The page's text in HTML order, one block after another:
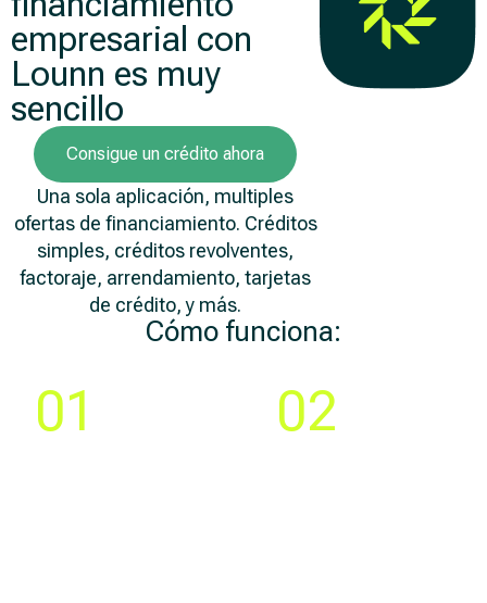
empresarial con
Lounn es muy
sencillo
Consigue un crédito ahora
Una sola aplicación, multiples
ofertas de financiamiento. Créditos
simples, créditos revolventes,
factoraje, arrendamiento, tarjetas
de crédito, y más.
Cómo funciona:
01 02